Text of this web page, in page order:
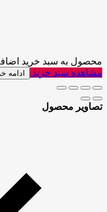
محصول به سبد خرید
مشاهده سبد خرید
ادامه
تصاویر محصول